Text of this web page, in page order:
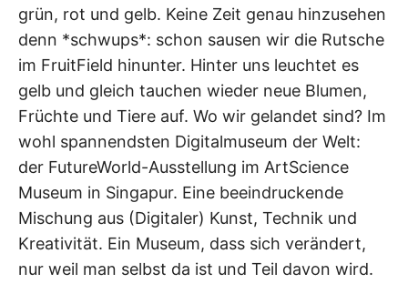
grün, rot und gelb. Keine Zeit genau hinzusehen
denn *schwups*: schon sausen wir die Rutsche
im FruitField hinunter. Hinter uns leuchtet es
gelb und gleich tauchen wieder neue Blumen,
Früchte und Tiere auf. Wo wir gelandet sind? Im
wohl spannendsten Digitalmuseum der Welt:
der FutureWorld-Ausstellung im ArtScience
Museum in Singapur. Eine beeindruckende
Mischung aus (Digitaler) Kunst, Technik und
Kreativität. Ein Museum, dass sich verändert,
nur weil man selbst da ist und Teil davon wird.